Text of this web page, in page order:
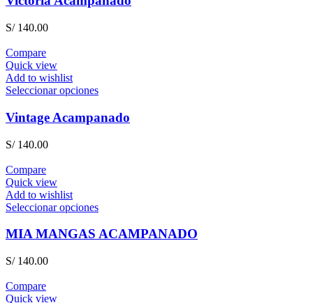
S/140.00
Compare
Quick view
Add to wishlist
Seleccionar opciones
Vintage Acampanado
S/140.00
Compare
Quick view
Add to wishlist
Seleccionar opciones
MIA MANGAS ACAMPANADO
S/140.00
Compare
Quick view